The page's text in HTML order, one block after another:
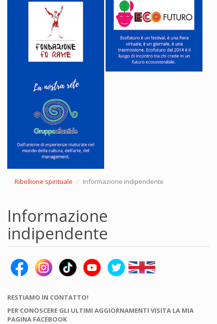
Ribellione spirituale Informazione indipendente
Informazione
indipendente
RESTIAMO IN CONTATTO!
PER CONOSCERE GLI ULTIMI AGGIORNAMENTI VISITA LA MIA
PAGINA FACEBOOK